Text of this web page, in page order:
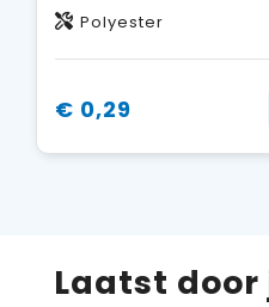
Polyester
€ 0,29
Laatst door